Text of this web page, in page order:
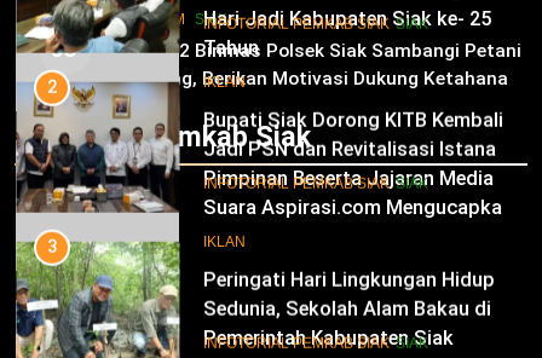
Hari Jadi Kabupaten Siak ke- 25
Tahun
IKLAN
12
Pimpinan Beserta Jajaran Media
Suara Aspirasi.com Mengucapkan
Selamat HUT RI Ke-79
IKLAN
13
Pemerintah Kabupaten Siak
03
HUKRIM SIAK
Panit 2 Binmas Polsek Siak Sambangi Petani
Jagung, Berikan Motivasi Dukung Ketahanan
Pangan Nasional
Infotorial Pemkab Siak
2
Bupati Siak Dorong KITB Kembali
Jadi PSN dan Revitalisasi Istana
Kesultanan Siak
INFOTORIAL PEMKAB SIAK SIAK
3
Peringati Hari Lingkungan Hidup
Sedunia, Sekolah Alam Bakau di
Siak Cetak Generasi Penjaga
Pesisir
INFOTORIAL PEMKAB SIAK SIAK